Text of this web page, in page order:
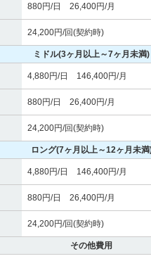
880円/日 26,400円/月
24,200円/回(契約時)
ミドル(3ヶ月以上～7ヶ月未満)
4,880円/日 146,400円/月
880円/日 26,400円/月
24,200円/回(契約時)
ロング(7ヶ月以上～12ヶ月未満
4,880円/日 146,400円/月
880円/日 26,400円/月
24,200円/回(契約時)
その他費用